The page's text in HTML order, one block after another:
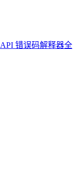
API 错误码解释器全